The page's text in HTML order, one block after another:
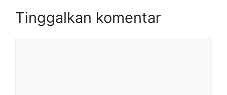
Tinggalkan komentar